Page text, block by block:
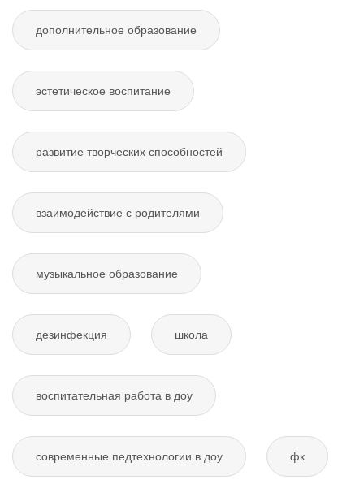
дополнительное образование
эстетическое воспитание
развитие творческих способностей
взаимодействие с родителями
музыкальное образование
дезинфекция школа
воспитательная работа в доу
современные педтехнологии в доу фк